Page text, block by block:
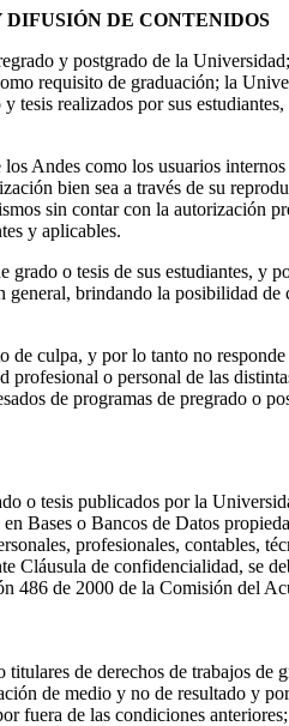
DE CONTENIDOS
y postgrado de la
requisito de graduación; la
realizados por sus
Andes como los usuarios
bien sea a través de su
sin contar con la autorización
y aplicables.
o tesis de sus estudiantes, y
brindando la posibilidad
culpa, y por lo tanto no
o personal de las
de programas de pregrado o
o tesis publicados por la
Bases o Bancos de Datos
profesionales, contables,
de confidencialidad, se
486 de 2000 de la Comisión del
de derechos de trabajos de
de medio y no de resultado y
fuera de las condiciones